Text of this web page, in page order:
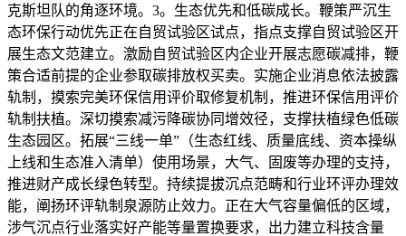
克斯坦队的角逐环境。3。生态优先和低碳成长。鞭策严沉生
态环保行动优先正在自贸试验区试点，指点支撑自贸试验区开
展生态文范建立。激励自贸试验区内企业开展志愿碳减排，鞭
策合适前提的企业参取碳排放权买卖。实施企业消息依法披露
轨制，摸索完美环保信用评价取修复机制，推进环保信用评价
轨制扶植。深切摸索减污降碳协同增效径，支撑扶植绿色低碳
生态园区。拓展“三线一单”（生态红线、质量底线、资本操纵
上线和生态准入清单）使用场景，大气、固废等办理的支持，
推进财产成长绿色转型。持续提拔沉点范畴和行业环评办理效
能，阐扬环评轨制泉源防止效力。正在大气容量偏低的区域，
涉气沉点行业落实好产能等量置换要求，出力建立科技含量